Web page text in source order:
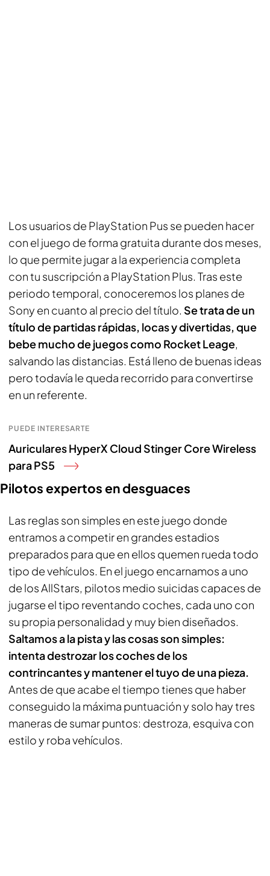
Los usuarios de PlayStation Pus se pueden hacer
con el juego de forma gratuita durante dos meses,
lo que permite jugar a la experiencia completa
con tu suscripción a PlayStation Plus. Tras este
periodo temporal, conoceremos los planes de
Sony en cuanto al precio del título. Se trata de un
título de partidas rápidas, locas y divertidas, que
bebe mucho de juegos como Rocket Leage,
salvando las distancias. Está lleno de buenas ideas
pero todavía le queda recorrido para convertirse
en un referente.
PUEDE INTERESARTE
Auriculares HyperX Cloud Stinger Core Wireless
para PS5
Pilotos expertos en desguaces
Las reglas son simples en este juego donde
entramos a competir en grandes estadios
preparados para que en ellos quemen rueda todo
tipo de vehículos. En el juego encarnamos a uno
de los AllStars, pilotos medio suicidas capaces de
jugarse el tipo reventando coches, cada uno con
su propia personalidad y muy bien diseñados.
Saltamos a la pista y las cosas son simples:
intenta destrozar los coches de los
contrincantes y mantener el tuyo de una pieza.
Antes de que acabe el tiempo tienes que haber
conseguido la máxima puntuación y solo hay tres
maneras de sumar puntos: destroza, esquiva con
estilo y roba vehículos.